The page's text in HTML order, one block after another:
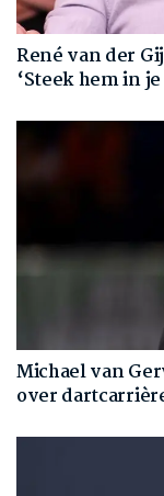
René van der
‘Steek hem in
Michael van
over